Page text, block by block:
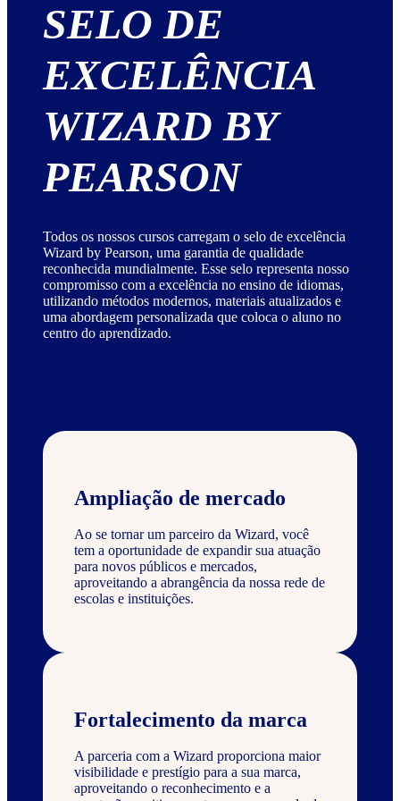
SELO DE
EXCELÊNCIA
WIZARD BY
PEARSON
Todos os nossos cursos carregam o selo de excelência
Wizard by Pearson, uma garantia de qualidade
reconhecida mundialmente. Esse selo representa nosso
compromisso com a excelência no ensino de idiomas,
utilizando métodos modernos, materiais atualizados e
uma abordagem personalizada que coloca o aluno no
centro do aprendizado.
Ampliação de mercado
Ao se tornar um parceiro da Wizard, você
tem a oportunidade de expandir sua atuação
para novos públicos e mercados,
aproveitando a abrangência da nossa rede de
escolas e instituições.
Fortalecimento da marca
A parceria com a Wizard proporciona maior
visibilidade e prestígio para a sua marca,
aproveitando o reconhecimento e a